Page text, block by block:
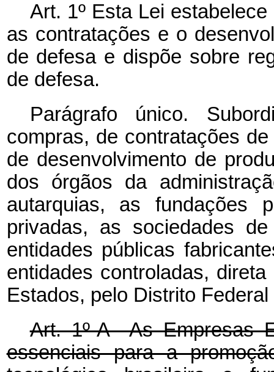
Art. 1º Esta Lei
as contratações e o
de defesa e dispõe sobre
de defesa.
Parágrafo único.
compras, de contratações
de desenvolvimento de
dos órgãos da
autarquias, as fundações
privadas, as sociedades
entidades públicas
entidades controladas,
Estados, pelo Distrito
Art. 1º-A As Empresas
essenciais para a